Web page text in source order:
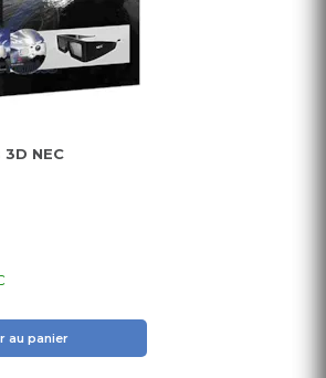
NEC
au panier